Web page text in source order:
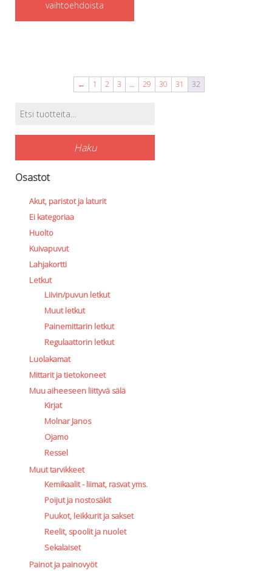
vaihtoehdoista
options
chosen
← 1 2 3 … 29 30 31 32
Tuotehaku
Etsi:
Haku
Osastot
Akut, paristot ja laturit
Ei kategoriaa
Huolto
Kuivapuvut
Lahjakortti
Letkut
Liivin/puvun letkut
Muut letkut
Painemittarin letkut
Regulaattorin letkut
Luolakamat
Mittarit ja tietokoneet
Muu aiheeseen liittyvä sälä
Kirjat
Molnar Janos
Ojamo
Ressel
Muut tarvikkeet
Kemikaalit - liimat, rasvat yms.
Poijut ja nostosäkit
Puukot, leikkurit ja sakset
Reelit, spoolit ja nuolet
Sekalaiset
Painot ja painovyöt